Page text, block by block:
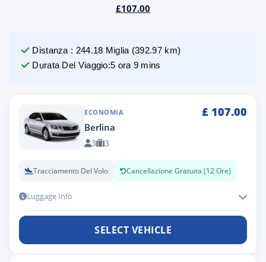
£107.00
Distanza : 244.18 Miglia (392.97km)
Durata Del Viaggio:5 ora 9 mins
ECONOMIA £ 107.00
Berlina
3 3
Tracciamento Del Volo Cancellazione Gratuita (12 Ore)
Luggage Info
SELECT VEHICLE